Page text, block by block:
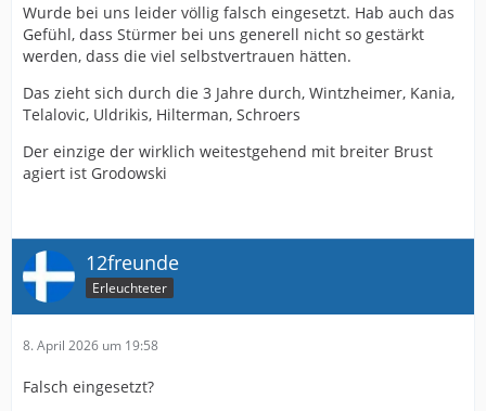
Wurde bei uns leider völlig falsch eingesetzt. Hab auch das
Gefühl, dass Stürmer bei uns generell nicht so gestärkt
werden, dass die viel selbstvertrauen hätten.
Das zieht sich durch die 3 Jahre durch, Wintzheimer, Kania,
Telalovic, Uldrikis, Hilterman, Schroers
Der einzige der wirklich weitestgehend mit breiter Brust
agiert ist Grodowski
12freunde
Erleuchteter
8. April 2026 um 19:58
Falsch eingesetzt?